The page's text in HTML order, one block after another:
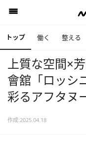
トップ 働く 整える
上質な空間×
會舘「ロッシ
彩るアフタヌ
作成:2025.04.18